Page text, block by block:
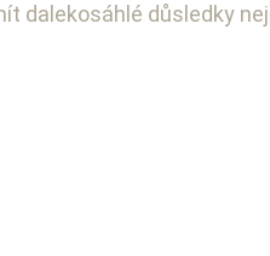
dalekosáhlé důsledky